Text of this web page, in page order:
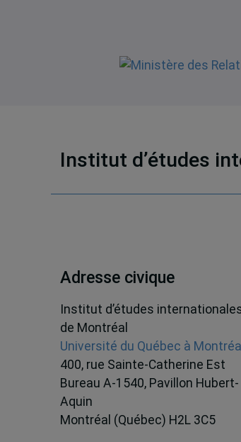
Institut d’études
Adresse civique
Institut d’études
de Montréal
Université du Québec à Montréal
400, rue Sainte-Catherine Est
Bureau A-1540, Pavillon Hubert-
Aquin
Montréal (Québec) H2L 3C5